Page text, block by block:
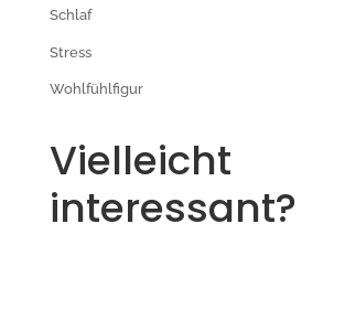
Schlaf
Stress
Wohlfühlfigur
Vielleicht
interessant?